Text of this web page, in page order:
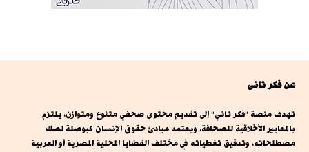
عن فكر تانى
تهدف منصة "فكر تاني" إلى تقديم محتوى صحفي متنوع ومتوازن، يلتزم
بالمعايير الأخلاقية للصحافة، ويعتمد مبادئ حقوق الإنسان كبوصلة لصك
مصطلحاته، وتدقيق تغطياته في مختلف القضايا المحلية المصرية أو العربية